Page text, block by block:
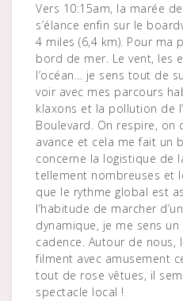
Vers 10:15am, la marée
s’élance enfin sur le
4 miles (6,4 km). Pour ma
bord de mer. Le vent, les
l’océan… je sens tout de
voir avec mes parcours
klaxons et la pollution de
Boulevard. On respire, on
avance et cela me fait un
concerne la logistique de
tellement nombreuses et
que le rythme global est
l’habitude de marcher
dynamique, je me sens
cadence. Autour de nous,
filment avec amusement
tout de rose vêtues, il
spectacle local !